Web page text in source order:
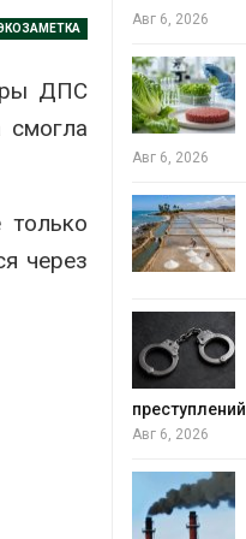
ДПС
смогла
через
для сбора
Авг 6, 2026
Авг 6, 2026
преступлений
Авг 6, 2026